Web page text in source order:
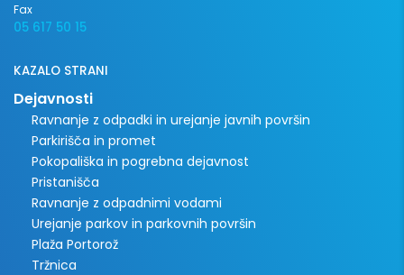
Fax
05 617 50 15
KAZALO STRANI
Dejavnosti
Ravnanje z odpadki in urejanje javnih površin
Parkirišča in promet
Pokopališka in pogrebna dejavnost
Pristanišča
Ravnanje z odpadnimi vodami
Urejanje parkov in parkovnih površin
Plaža Portorož
Tržnica